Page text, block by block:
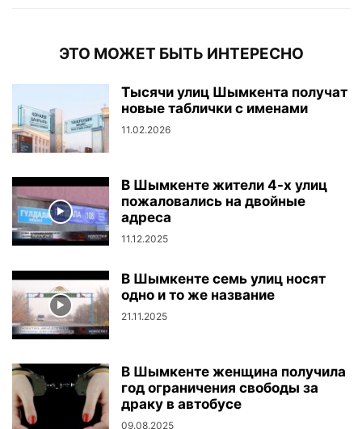
ЭТО МОЖЕТ БЫТЬ ИНТЕРЕСНО
Тысячи улиц Шымкента получат
новые таблички с именами
11.02.2026
В Шымкенте жители 4-х улиц
пожаловались на двойные
адреса
11.12.2025
В Шымкенте семь улиц носят
одно и то же название
21.11.2025
В Шымкенте женщина получила
год ограничения свободы за
драку в автобусе
09.08.2025